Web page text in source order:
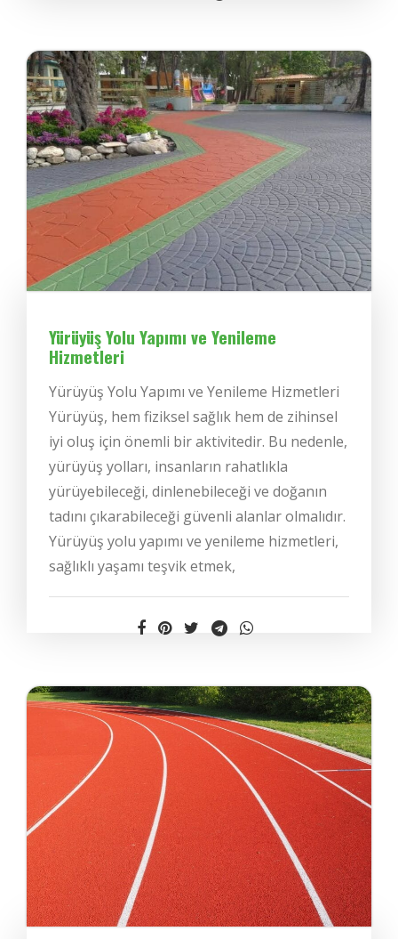
Yürüyüş Yolu Yapımı ve Yenileme
Hizmetleri
Yürüyüş Yolu Yapımı ve Yenileme Hizmetleri
Yürüyüş, hem fiziksel sağlık hem de zihinsel
iyi oluş için önemli bir aktivitedir. Bu nedenle,
yürüyüş yolları, insanların rahatlıkla
yürüyebileceği, dinlenebileceği ve doğanın
tadını çıkarabileceği güvenli alanlar olmalıdır.
Yürüyüş yolu yapımı ve yenileme hizmetleri,
sağlıklı yaşamı teşvik etmek,